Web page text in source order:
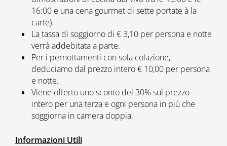
16:00 e una cena gourmet di sette portate à la
carte).
La tassa di soggiorno di € 3,10 per persona e notte
verrà addebitata a parte.
Per i pernottamenti con sola colazione,
deduciamo dal prezzo intero € 10,00 per persona
e notte.
Viene offerto uno sconto del 30% sul prezzo
intero per una terza e ogni persona in più che
soggiorna in camera doppia.
Informazioni Utili